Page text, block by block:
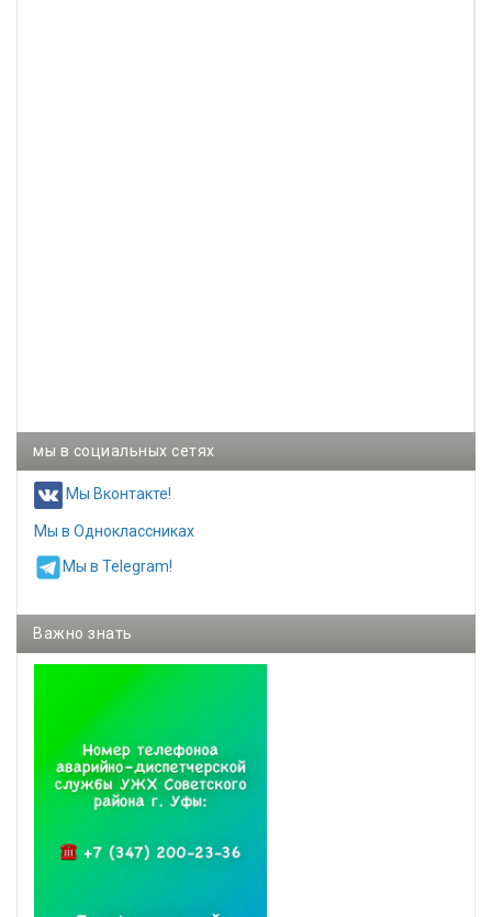
мы в социальных сетях
Мы Вконтакте!
Мы в Одноклассниках
Мы в Telegram!
Важно знать